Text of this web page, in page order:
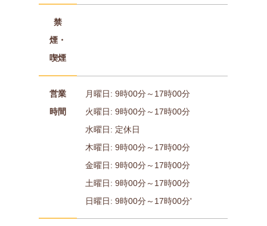
禁
煙・
喫煙
営業
時間
月曜日: 9時00分～17時00分
火曜日: 9時00分～17時00分
水曜日: 定休日
木曜日: 9時00分～17時00分
金曜日: 9時00分～17時00分
土曜日: 9時00分～17時00分
日曜日: 9時00分～17時00分'